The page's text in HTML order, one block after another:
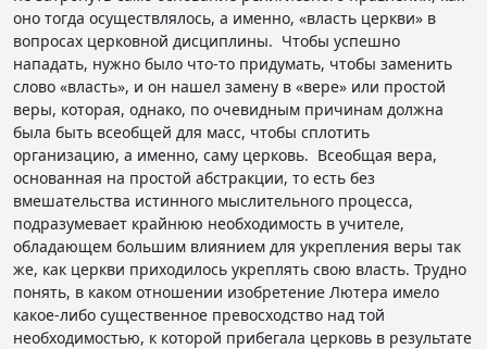
оно тогда осуществлялось, а именно, «власть церкви» в
вопросах церковной дисциплины. Чтобы успешно
нападать, нужно было что-то придумать, чтобы заменить
слово «власть», и он нашел замену в «вере» или простой
веры, которая, однако, по очевидным причинам должна
была быть всеобщей для масс, чтобы сплотить
организацию, а именно, саму церковь. Всеобщая вера,
основанная на простой абстракции, то есть без
вмешательства истинного мыслительного процесса,
подразумевает крайнюю необходимость в учителе,
обладающем большим влиянием для укрепления веры так
же, как церкви приходилось укреплять свою власть. Трудно
понять, в каком отношении изобретение Лютера имело
какое-либо существенное превосходство над той
необходимостью, к которой прибегала церковь в результате